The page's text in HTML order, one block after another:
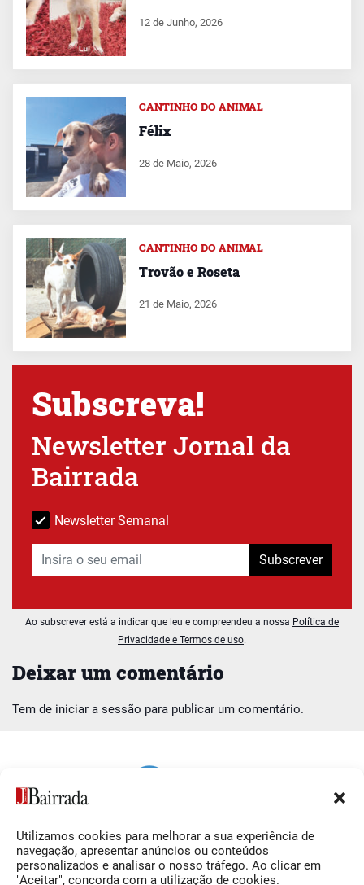
Utilizamos cookies para melhorar a sua experiência de
navegação, apresentar anúncios ou conteúdos
personalizados e analisar o nosso tráfego. Ao clicar em
"Aceitar", concorda com a utilização de cookies.
Deixar um comentário
Tem de iniciar a sessão para publicar um comentário.
12 de Junho, 2026
CANTINHO DO ANIMAL
Félix
28 de Maio, 2026
CANTINHO DO ANIMAL
Trovão e Roseta
21 de Maio, 2026
Subscreva!
Newsletter Jornal da
Bairrada
Newsletter Semanal
Subscrever
Ao subscrever está a indicar que leu e compreendeu a nossa Política de
Privacidade e Termos de uso.
Siga-nos
Facebook
O Jornal da Bairrada
Contactos